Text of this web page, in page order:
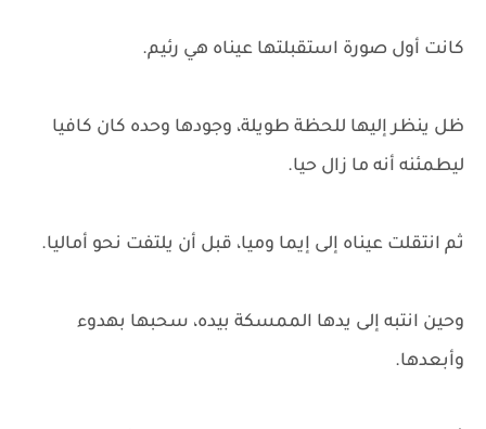
كانت أول صورة استقبلتها عيناه هي رئيم.
ظل ينظر إليها للحظة طويلة، وجودها وحده كان كافيا
ليطمئنه أنه ما زال حيا.
ثم انتقلت عيناه إلى إيما وميا، قبل أن يلتفت نحو أماليا.
وحين انتبه إلى يدها الممسكة بيده، سحبها بهدوء
وأبعدها.